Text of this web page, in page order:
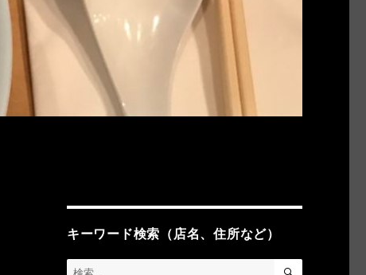
キーワード検索（店名、住所など）
検
検